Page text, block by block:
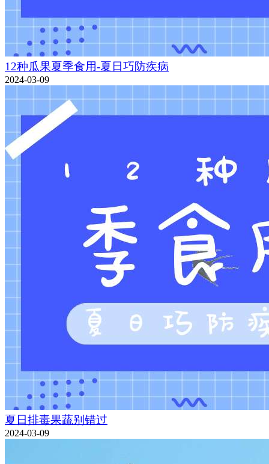
12种瓜果夏季食用-夏日巧防疾病
2024-03-09
夏日排毒果蔬别错过
2024-03-09